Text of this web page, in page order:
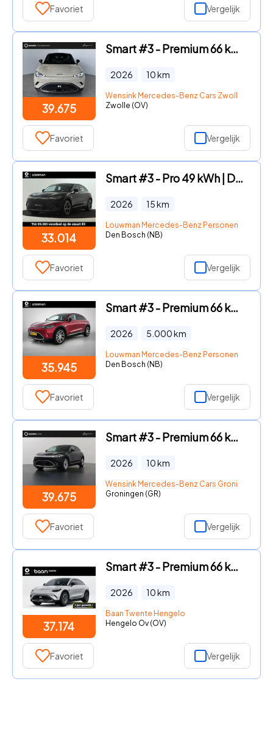
Favoriet Vergelijk
39.675
Smart #3 - Premium 66 kWh | Warmtepomp | 22 KW laden | Stoel-stuurwiel
2026 10km
Wensink Mercedes-Benz Cars Zwolle
Zwolle (OV)
Favoriet Vergelijk
33.014
Smart #3 - Pro 49 kWh | Dodehoekdetectie | Apple CarPlay/Android auto |
2026 15km
Louwman Mercedes-Benz Personenwagens
Den Bosch (NB)
Favoriet Vergelijk
35.945
Smart #3 - Premium 66 kWh | Cyber Spark LED+ | Beats audiosysteem | Hea
2026 5.000km
Louwman Mercedes-Benz Personenwagens
Den Bosch (NB)
Favoriet Vergelijk
39.675
Smart #3 - Premium 66 kWh | 360 Camera | Warmtepomp | panoramadak | Cyb
2026 10km
Wensink Mercedes-Benz Cars Groningen
Groningen (GR)
Favoriet Vergelijk
37.174
Smart #3 - Premium 66 kWh | SMART DEALS! | Van € 43.175, - voor € 37.17
2026 10km
Baan Twente Hengelo
Hengelo Ov (OV)
Favoriet Vergelijk